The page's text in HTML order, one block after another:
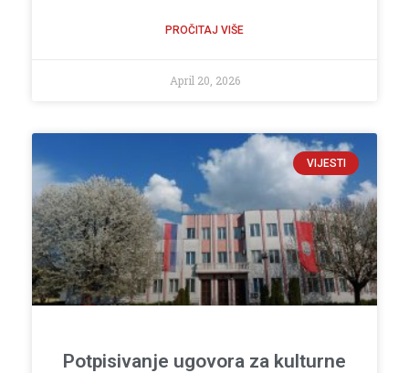
PROČITAJ VIŠE
April 20, 2026
VIJESTI
Potpisivanje ugovora za kulturne